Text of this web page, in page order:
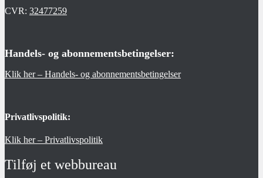
CVR: 32477259
Handels- og abonnementsbetingelser:
Klik her – Handels- og abonnementsbetingelser
Privatlivspolitik:
Klik her – Privatlivspolitik
Tilføj et webbureau